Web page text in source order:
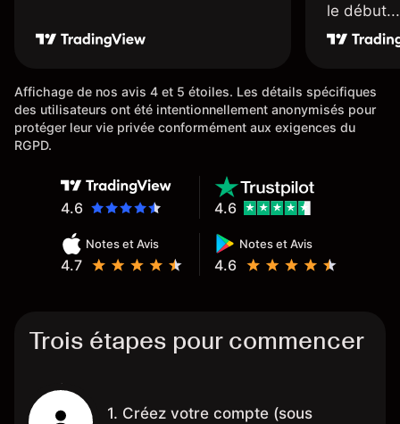
le début...
Affichage de nos avis 4 et 5 étoiles. Les détails spécifiques
des utilisateurs ont été intentionnellement anonymisés pour
protéger leur vie privée conformément aux exigences du
RGPD.
4.6
Notes et Avis
4.7
Notes et Avis
4.6
4.6
Trois étapes pour commencer
1. Créez votre compte (sous